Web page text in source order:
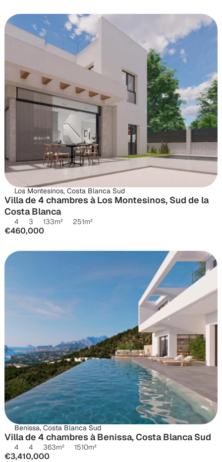
Los Montesinos, Costa Blanca Sud
Villa de 4 chambres à Los Montesinos, Sud de la
Costa Blanca
4 3 133m² 251m²
€460,000
Benissa, Costa Blanca Sud
Villa de 4 chambres à Benissa, Costa Blanca Sud
4 4 363m² 1510m²
€3,410,000